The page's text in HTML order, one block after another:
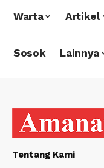
Warta Artikel
Sosok Lainnya
Tentang Kami